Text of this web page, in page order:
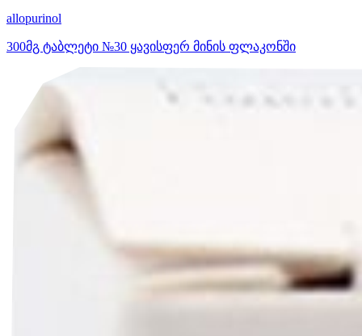
allopurinol
300მგ ტაბლეტი №30 ყავისფერ მინის ფლაკონში